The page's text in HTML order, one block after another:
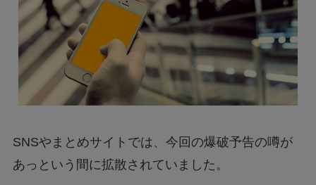
SNSやまとめサイトでは、今回の爆破予告の噂が
あっという間に拡散されていました。